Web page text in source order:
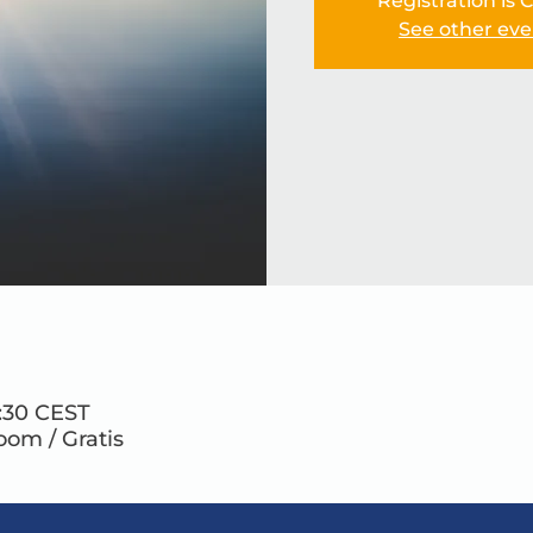
See other
CEST
/ Gratis